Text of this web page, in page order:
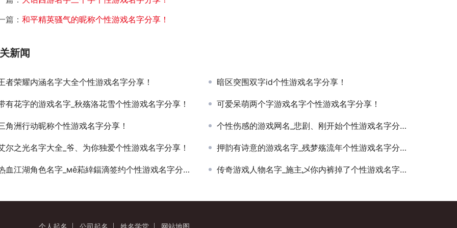
篇： 和平精英骚气的昵称个性游戏名字分享！
新闻
者荣耀内涵名字大全个性游戏名字分享！ 暗区突围双字id个性游戏名字分享！
有花字的游戏名字_秋殇洛花雪个性游戏名字分享！ 可爱呆萌两个字游戏名字个性游戏名字分享！
角洲行动昵称个性游戏名字分享！ 个性伤感的游戏网名_悲剧、刚开始个性游戏名字分享！
尔之光名字大全_爷、为你独爱个性游戏名字分享！ 押韵有诗意的游戏名字_残梦殇流年个性游戏名字分享！
血江湖角色名字_мě萂緈鍢滴签约个性游戏名字分享！ 传奇游戏人物名字_施主乄你内裤掉了个性游戏名字分享！
个人起名 公司起名 姓名学堂 网站地图